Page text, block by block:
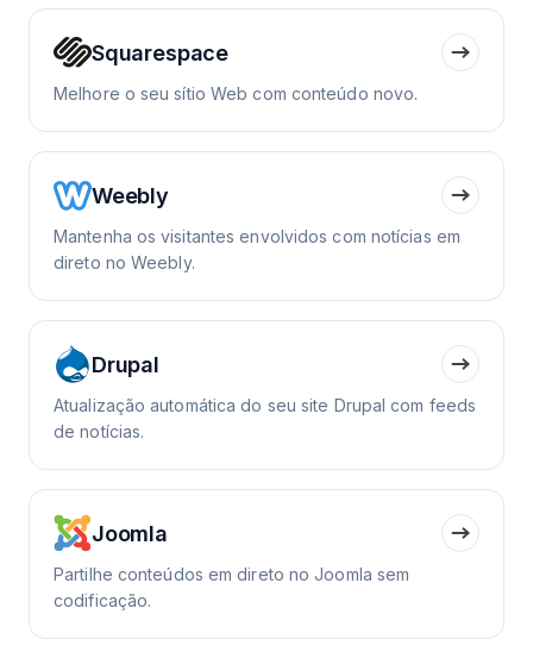
Squarespace
Melhore o seu sítio Web com conteúdo novo.
Weebly
Mantenha os visitantes envolvidos com notícias em
direto no Weebly.
Drupal
Atualização automática do seu site Drupal com feeds
de notícias.
Joomla
Partilhe conteúdos em direto no Joomla sem
codificação.